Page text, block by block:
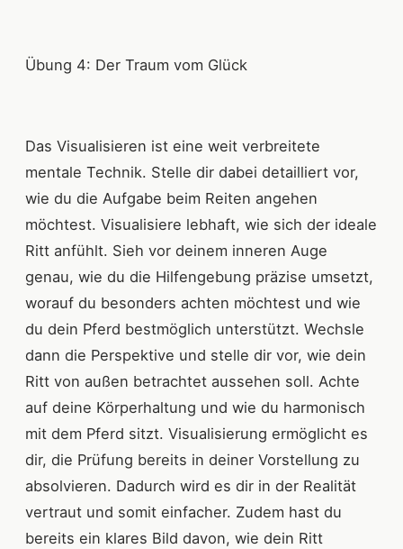
Übung 4: Der Traum vom Glück
Das Visualisieren ist eine weit verbreitete
mentale Technik. Stelle dir dabei detailliert vor,
wie du die Aufgabe beim Reiten angehen
möchtest. Visualisiere lebhaft, wie sich der ideale
Ritt anfühlt. Sieh vor deinem inneren Auge
genau, wie du die Hilfengebung präzise umsetzt,
worauf du besonders achten möchtest und wie
du dein Pferd bestmöglich unterstützt. Wechsle
dann die Perspektive und stelle dir vor, wie dein
Ritt von außen betrachtet aussehen soll. Achte
auf deine Körperhaltung und wie du harmonisch
mit dem Pferd sitzt. Visualisierung ermöglicht es
dir, die Prüfung bereits in deiner Vorstellung zu
absolvieren. Dadurch wird es dir in der Realität
vertraut und somit einfacher. Zudem hast du
bereits ein klares Bild davon, wie dein Ritt